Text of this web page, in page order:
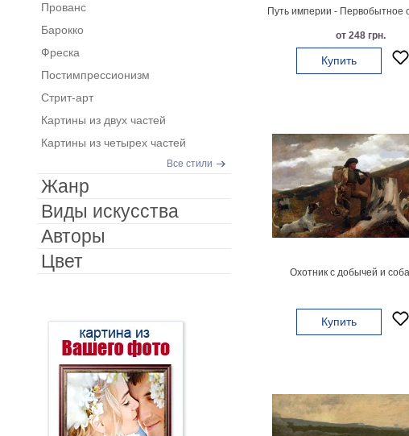
Путь империи - Первобытное
от 248 грн.
Купить
Охотник с добычей и
Купить
Прованс
Барокко
Фреска
Постимпрессионизм
Стрит-арт
Картины из двух частей
Картины из четырех частей
Все стили
Жанр
Виды искусства
Авторы
Цвет